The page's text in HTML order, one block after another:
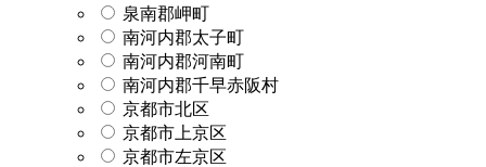
泉南郡岬町
南河内郡太子町
南河内郡河南町
南河内郡千早赤阪村
京都市北区
京都市上京区
京都市左京区